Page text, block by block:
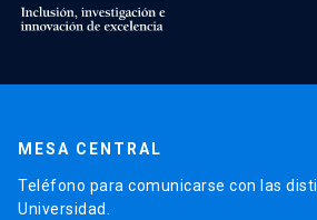
MESA CENTRAL
Teléfono para comunicarse con las
Universidad.